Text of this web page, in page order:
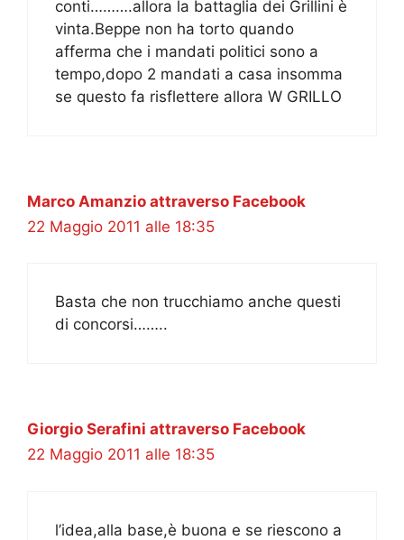
conti……….allora la battaglia dei Grillini è
vinta.Beppe non ha torto quando
afferma che i mandati politici sono a
tempo,dopo 2 mandati a casa insomma
se questo fa risflettere allora W GRILLO
Marco Amanzio attraverso Facebook
22 Maggio 2011 alle 18:35
Basta che non trucchiamo anche questi
di concorsi……..
Giorgio Serafini attraverso Facebook
22 Maggio 2011 alle 18:35
l’idea,alla base,è buona e se riescono a